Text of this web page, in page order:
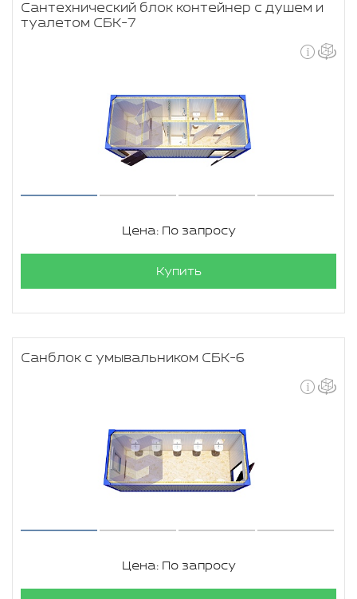
Сантехнический блок контейнер с душем и
туалетом СБК-7
Цена: По запросу
Купить
Санблок с умывальником СБК-6
Цена: По запросу